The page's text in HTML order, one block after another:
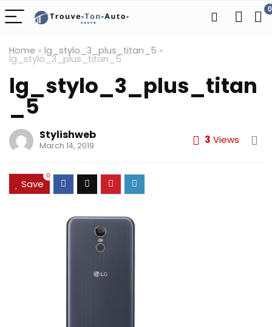
0
Home » lg_stylo_3_plus_titan_5 »
lg_stylo_3_plus_titan_5
lg_stylo_3_plus_titan
_5
Stylishweb
March 14, 2019 3 Views
Save
0